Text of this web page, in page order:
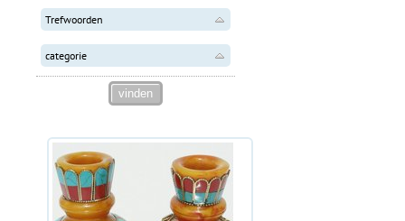
Trefwoorden
categorie